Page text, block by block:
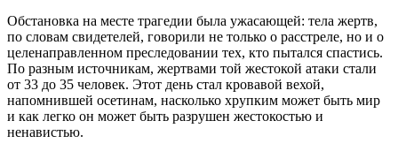
Обстановка на месте трагедии была ужасающей: тела жертв,
по словам свидетелей, говорили не только о расстреле, но и о
целенаправленном преследовании тех, кто пытался спастись.
По разным источникам, жертвами той жестокой атаки стали
от 33 до 35 человек. Этот день стал кровавой вехой,
напомнившей осетинам, насколько хрупким может быть мир
и как легко он может быть разрушен жестокостью и
ненавистью.